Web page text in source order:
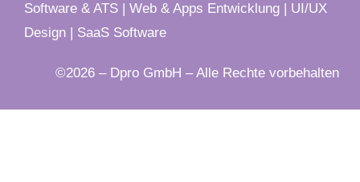
Software & ATS | Web & Apps Entwicklung | UI/UX
Design | SaaS Software
©2026 – Dpro GmbH – Alle Rechte vorbehalten